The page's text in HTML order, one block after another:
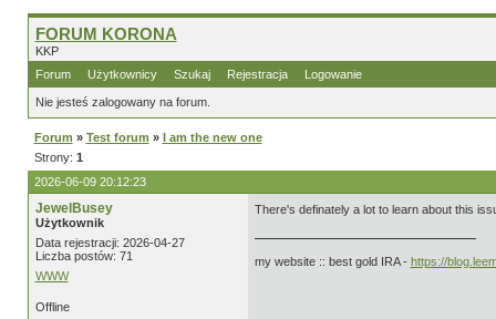
FORUM KORONA
KKP
Forum
Użytkownicy Szukaj Rejestracja Logowanie
Nie jesteś zalogowany na forum.
Forum » Test forum » I am the new one
Strony: 1
2026-06-09 20:12:23
JewelBusey
Użytkownik
Data rejestracji: 2026-04-27
Liczba postów: 71
WWW
There's definately a lot to learn about this
my website :: best gold IRA - https://
Offline